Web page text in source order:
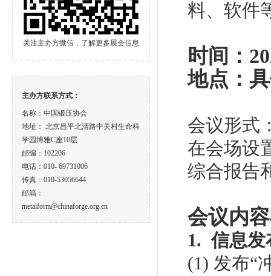
关注主办方微信，了解更多展会信息
主办方联系方式：
名称：中国锻压协会
地址： 北京昌平北清路中关村生命科
学园博雅C座10层
邮编：102206
电话：010- 69731006
传真：010-53056644
邮箱：
metalform@chinaforge.org.cn
料、软件
时间：
地点：
会议形式
在会场设
综合报告
会议内
1. 信息发
(1) 发布“